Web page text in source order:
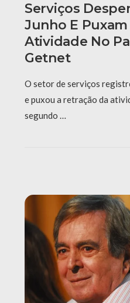
Serviços
Junho E
Atividade No
Getnet
O setor de serviços
e puxou a retração da
segundo …